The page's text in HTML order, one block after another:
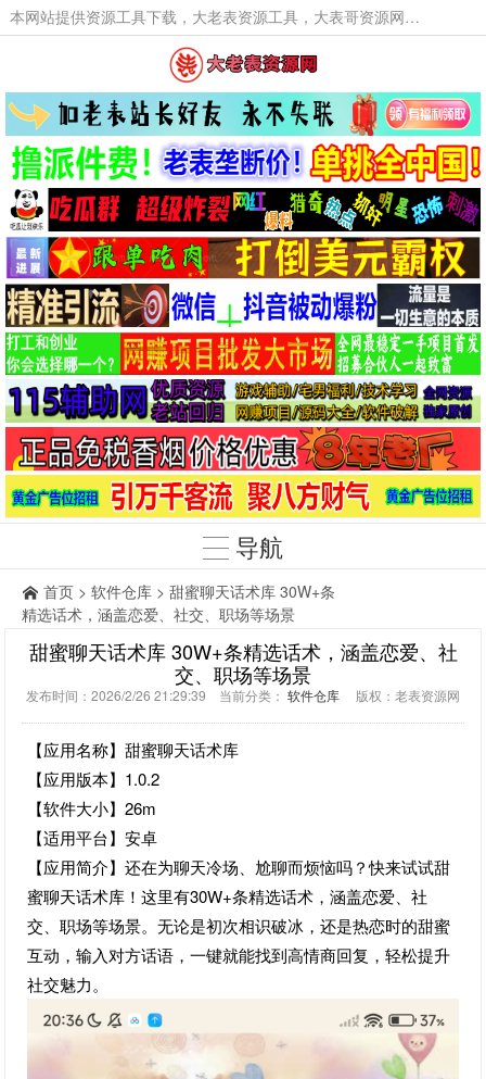
本网站提供资源工具下载，大老表资源工具，大表哥资源网软件工具，大老表资源下载，活动线报福利资源分享,活动线报，大型网游经典游戏，网络热门技术游戏辅助交流与分享。
导航
首页 > 软件仓库 > 甜蜜聊天话术库 30W+条
精选话术，涵盖恋爱、社交、职场等场景
甜蜜聊天话术库 30W+条精选话术，涵盖恋爱、社
交、职场等场景
发布时间：2026/2/26 21:29:39 当前分类： 软件仓库 版权：老表资源网
【应用名称】甜蜜聊天话术库
【应用版本】1.0.2
【软件大小】26m
【适用平台】安卓
【应用简介】还在为聊天冷场、尬聊而烦恼吗？快来试试甜
蜜聊天话术库！这里有30W+条精选话术，涵盖恋爱、社
交、职场等场景。无论是初次相识破冰，还是热恋时的甜蜜
互动，输入对方话语，一键就能找到高情商回复，轻松提升
社交魅力。